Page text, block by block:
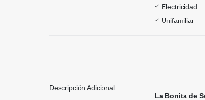
Electricidad
Unifamiliar
Descripción Adicional :
La Bonita de